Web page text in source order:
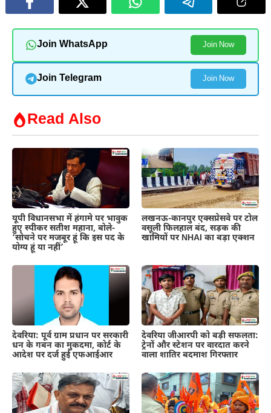
Join WhatsApp Join Now
Join Telegram Join Now
Read Also
यूपी विधानसभा में हंगामे पर भावुक
हुए स्पीकर सतीश महाना, बोले-
‘सोचने पर मजबूर हूं कि इस पद के
योग्य हूं या नहीं’
लखनऊ-कानपुर एक्सप्रेसवे पर टोल
वसूली फिलहाल बंद, सड़क की
खामियों पर NHAI का बड़ा एक्शन
देवरिया: पूर्व ग्राम प्रधान पर सरकारी
धन के गबन का मुकदमा, कोर्ट के
आदेश पर दर्ज हुई एफआईआर
देवरिया जीआरपी को बड़ी सफलता:
ट्रेनों और स्टेशन पर वारदात करने
वाला शातिर बदमाश गिरफ्तार